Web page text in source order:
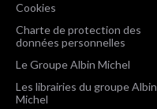
Cookies
Charte de protection des
données personnelles
Le Groupe Albin Michel
Les librairies du groupe Albin
Michel